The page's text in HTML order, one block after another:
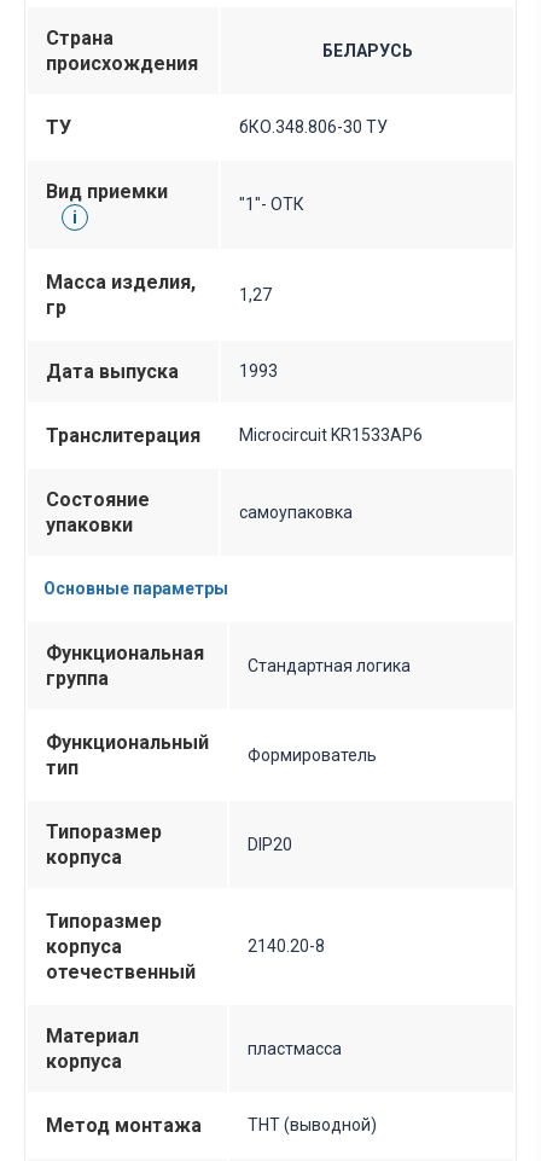
Страна
происхождения
БЕЛАРУСЬ
ТУ бКО.348.806-30 ТУ
Вид приемки
i
"1"- ОТК
Масса изделия,
гр
1,27
Дата выпуска 1993
Транслитерация Microcircuit KR1533AP6
Состояние
упаковки
самоупаковка
Основные параметры
Функциональная
группа
Стандартная логика
Функциональный
тип
Формирователь
Типоразмер
корпуса
DIP20
Типоразмер
корпуса
отечественный
2140.20-8
Материал
корпуса
пластмасса
Метод монтажа THT (выводной)